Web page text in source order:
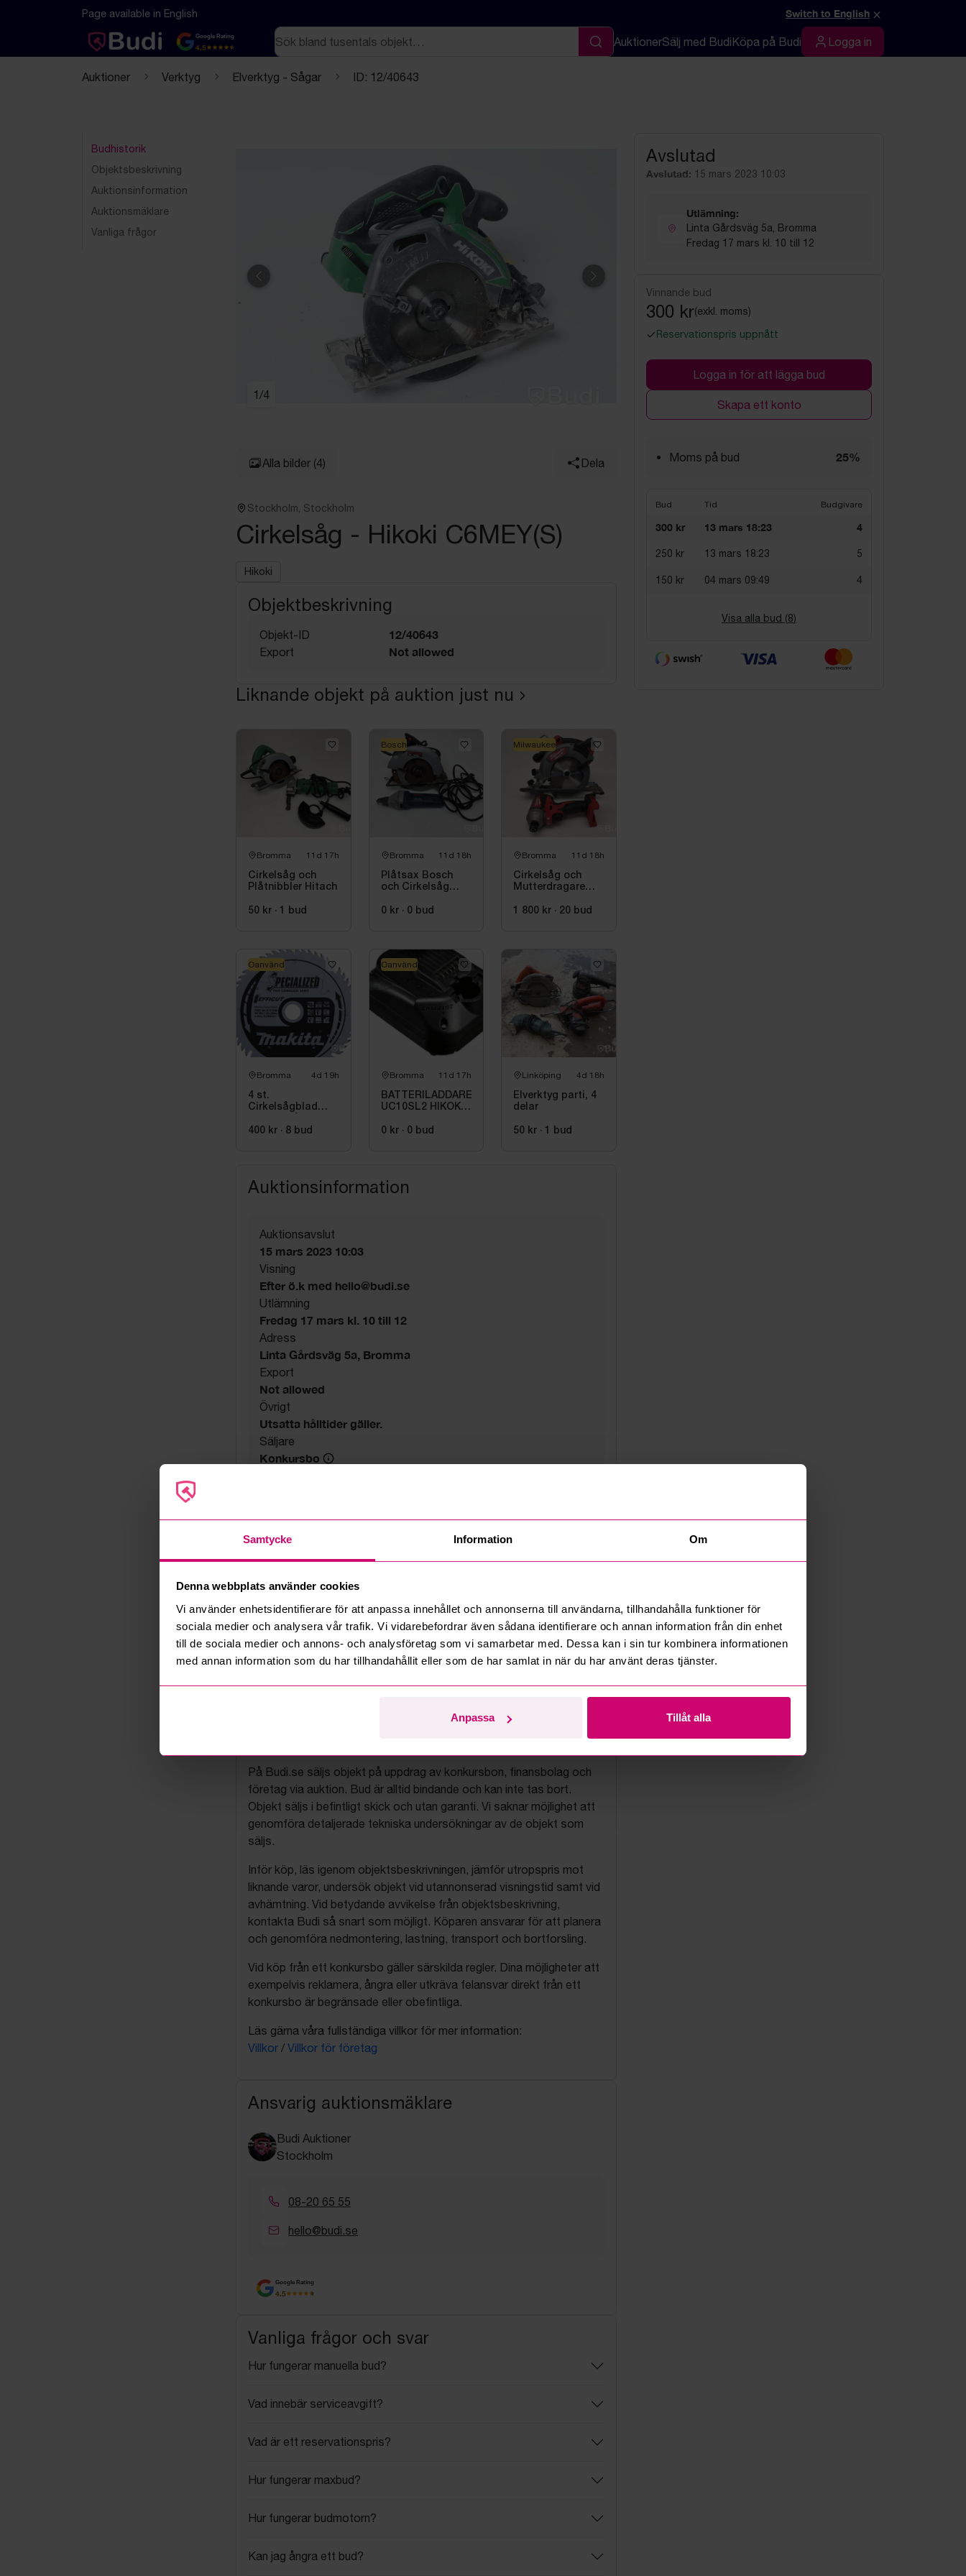
Samtycke Information Om
Denna webbplats använder cookies
Vi använder enhetsidentifierare för att anpassa innehållet och annonserna till användarna, tillhandahålla funktioner för
sociala medier och analysera vår trafik. Vi vidarebefordrar även sådana identifierare och annan information från din enhet
till de sociala medier och annons- och analysföretag som vi samarbetar med. Dessa kan i sin tur kombinera informationen
med annan information som du har tillhandahållit eller som de har samlat in när du har använt deras tjänster.
Anpassa Tillåt alla
Hoppa till innehåll
Textbaserad (markdown) version av denna sida
Page available in English Switch to English ×
Google Rating
4.5
Sök
Sök
AuktionerSälj med BudiKöpa på Budi Logga in
Logga in
Auktioner Verktyg Elverktyg - Sågar ID: 12/40643
Budhistorik
Objektsbeskrivning
Auktionsinformation
Auktionsmäklare
Vanliga frågor
Föregående Nästa
1 /4
Alla bilder (4) Dela
Stockholm, Stockholm
Cirkelsåg - Hikoki C6MEY(S)
Hikoki
Objektbeskrivning
Objekt-ID 12/40643
Export Not allowed
Liknande objekt på auktion just nu
Bromma 11d 17h
Cirkelsåg och
Plåtnibbler Hitach
50 kr · 1 bud
Bromma 11d 18h
Plåtsax Bosch
och Cirkelsåg
0 kr · 0 bud
Bosch
Bromma 11d 18h
Cirkelsåg och
Mutterdragare
1 800 kr · 20 bud
Milwaukee
Bromma 4d 19h
4 st.
Cirkelsågblad
400 kr · 8 bud
Oanvänd
Bromma 11d 17h
BATTERILADDARE
UC10SL2 HIKOKI,
0 kr · 0 bud
Oanvänd
Linköping 4d 18h
Elverktyg parti, 4
delar
50 kr · 1 bud
Auktionsinformation
Auktionsavslut
15 mars 2023 10:03
Visning
Efter ö.k med hello@budi.se
Utlämning
Fredag 17 mars kl. 10 till 12
Adress
Linta Gårdsväg 5a, Bromma
Export
Not allowed
Övrigt
Utsatta hålltider gäller.
Säljare
Konkursbo
På Budi.se säljs objekt på uppdrag av konkursbon, finansbolag och
företag via auktion. Bud är alltid bindande och kan inte tas bort.
Objekt säljs i befintligt skick och utan garanti. Vi saknar möjlighet att
genomföra detaljerade tekniska undersökningar av de objekt som
säljs.
Inför köp, läs igenom objektsbeskrivningen, jämför utropspris mot
liknande varor, undersök objekt vid utannonserad visningstid samt vid
avhämtning. Vid betydande avvikelse från objektsbeskrivning,
kontakta Budi så snart som möjligt. Köparen ansvarar för att planera
och genomföra nedmontering, lastning, transport och bortforsling.
Vid köp från ett konkursbo gäller särskilda regler. Dina möjligheter att
exempelvis reklamera, ångra eller utkräva felansvar direkt från ett
konkursbo är begränsade eller obefintliga.
Läs gärna våra fullständiga villkor för mer information:
Villkor / Villkor för företag
Ansvarig auktionsmäklare
Budi Auktioner
Stockholm
08-20 65 55
hello@budi.se
Google Rating
4.5
Vanliga frågor och svar
Hur fungerar manuella bud?
Vad innebär serviceavgift?
Vad är ett reservationspris?
Hur fungerar maxbud?
Hur fungerar budmotorn?
Kan jag ångra ett bud?
Avslutad
Avslutad: 15 mars 2023 10:03
Utlämning:
Linta Gårdsväg 5a, Bromma
Fredag 17 mars kl. 10 till 12
Vinnande bud
300 kr(exkl. moms)
Reservationspris uppnått
Logga in för att lägga bud
Skapa ett konto
Moms på bud 25%
Bud Tid Budgivare
300 kr 13 mars 18:23 4
250 kr 13 mars 18:23 5
150 kr 04 mars 09:49 4
Visa alla bud (8)